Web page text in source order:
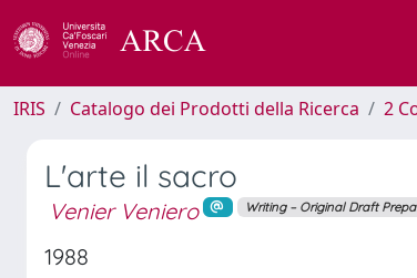
IRIS Catalogo dei Prodotti della Ricerca 2
L'arte il sacro
Venier Veniero Writing – Original Draft
1988